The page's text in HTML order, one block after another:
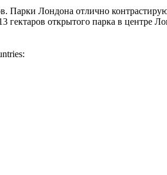
Парки Лондона отлично
гектаров открытого парка в центре